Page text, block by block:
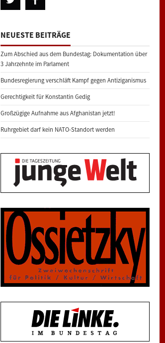
NEUESTE BEITRÄGE
Zum Abschied aus dem Bundestag: Dokumentation über
3 Jahrzehnte im Parlament
Bundesregierung verschläft Kampf gegen Antiziganismus
Gerechtigkeit für Konstantin Gedig
Großzügige Aufnahme aus Afghanistan jetzt!
Ruhrgebiet darf kein NATO-Standort werden